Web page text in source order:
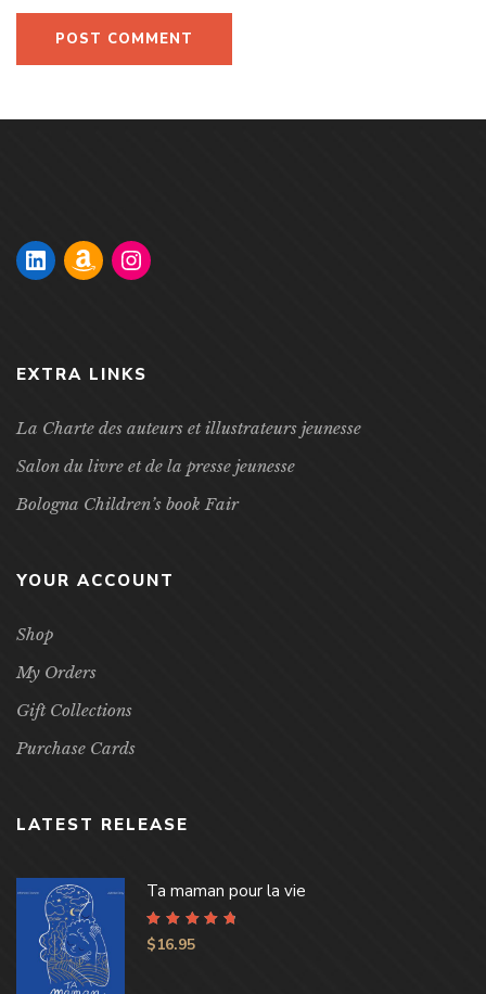
EXTRA LINKS
La Charte des auteurs et illustrateurs jeunesse
Salon du livre et de la presse jeunesse
Bologna Children’s book Fair
YOUR ACCOUNT
Shop
My Orders
Gift Collections
Purchase Cards
LATEST RELEASE
Ta maman pour la vie
Rated 4.96
of 5
$16.95